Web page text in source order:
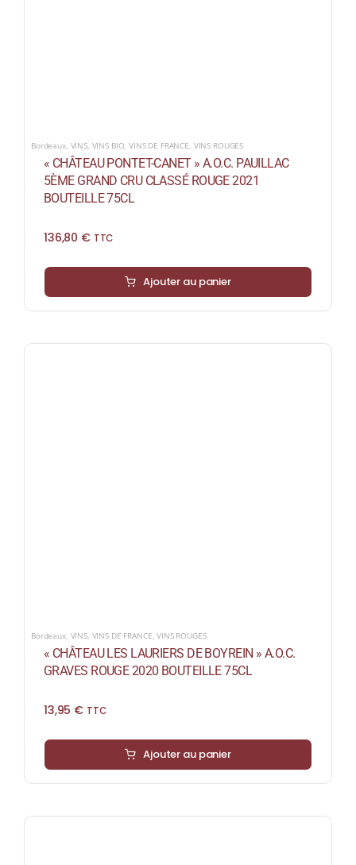
Bordeaux, VINS, VINS BIO,VINS DE FRANCE, VINS ROUGES
« CHÂTEAU PONTET-CANET » A.O.C. PAUILLAC
5ÈME GRAND CRU CLASSÉ ROUGE 2021
BOUTEILLE 75CL
136,80 € TTC
Ajouter au panier
Bordeaux, VINS, VINS DE FRANCE ,VINS ROUGES
« CHÂTEAU LES LAURIERS DE BOYREIN » A.O.C.
GRAVES ROUGE 2020 BOUTEILLE 75CL
13,95 € TTC
Ajouter au panier